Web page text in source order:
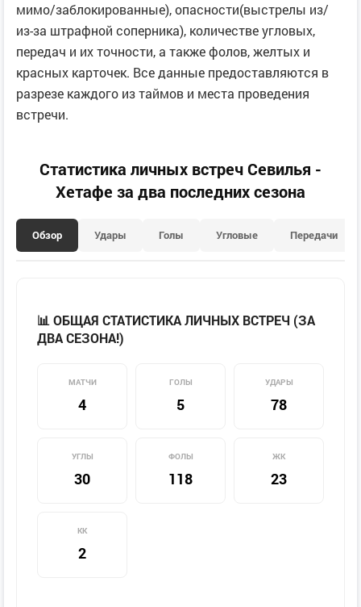
мимо/заблокированные), опасности(выстрелы из/
из-за штрафной соперника), количестве угловых,
передач и их точности, а также фолов, желтых и
красных карточек. Все данные предоставляются в
разрезе каждого из таймов и места проведения
встречи.
Статистика личных встреч Севилья -
Хетафе за два последних сезона
Обзор Удары Голы Угловые Передачи
📊 ОБЩАЯ СТАТИСТИКА ЛИЧНЫХ ВСТРЕЧ (ЗА
ДВА СЕЗОНА!)
МАТЧИ
4
ГОЛЫ
5
УДАРЫ
78
УГЛЫ
30
ФОЛЫ
118
ЖК
23
КК
2